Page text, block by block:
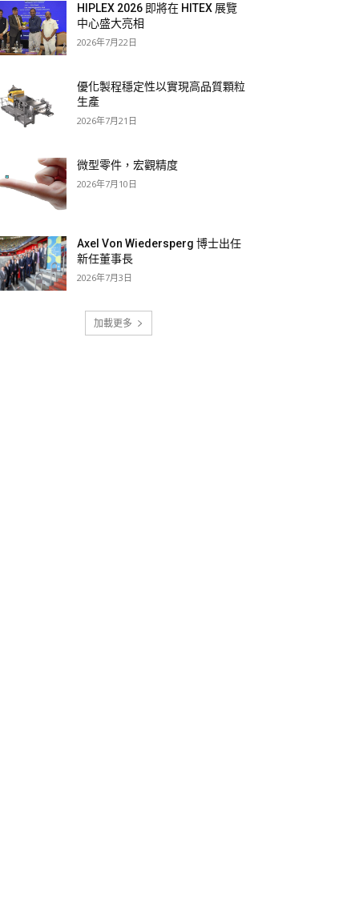
HIPLEX 2026 即將在 HITEX 展覽
中心盛大亮相
2026年7月22日
優化製程穩定性以實現高品質顆粒
生產
2026年7月21日
微型零件，宏觀精度
2026年7月10日
Axel Von Wiedersperg 博士出任
新任董事長
2026年7月3日
加載更多